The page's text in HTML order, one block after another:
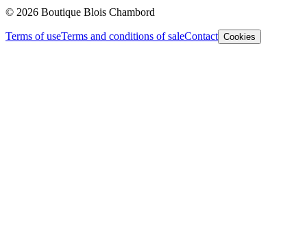
© 2026 Boutique Blois Chambord
Terms of useTerms and conditions of saleContact Cookies